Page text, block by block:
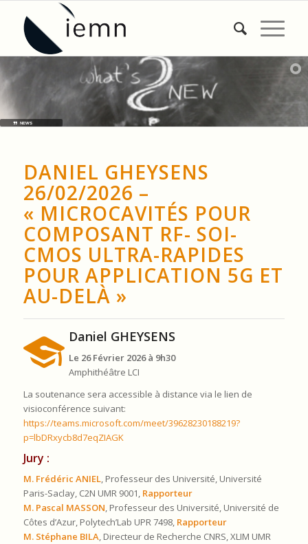
NEWS
DANIEL GHEYSENS
26/02/2026 –
« MICROCAVITÉS POUR
COMPOSANT RF- SOI-
CMOS ULTRA-RAPIDES
POUR APPLICATION 5G ET
AU-DELÀ »
Daniel GHEYSENS
Le 26 Février 2026 à 9h30
Amphithéâtre LCI
La soutenance sera accessible à distance via le lien de
visioconférence suivant:
https://teams.microsoft.com/meet/39628230188219?
p=lbDRxycb8d7eqZIAGK
Jury :
M. Frédéric ANIEL, Professeur des Université, Université
Paris-Saclay, C2N UMR 9001, Rapporteur
M. Pascal MASSON, Professeur des Université, Université de
Côtes d’Azur, Polytech’Lab UPR 7498, Rapporteur
M. Stéphane BILA, Directeur de Recherche CNRS, XLIM UMR